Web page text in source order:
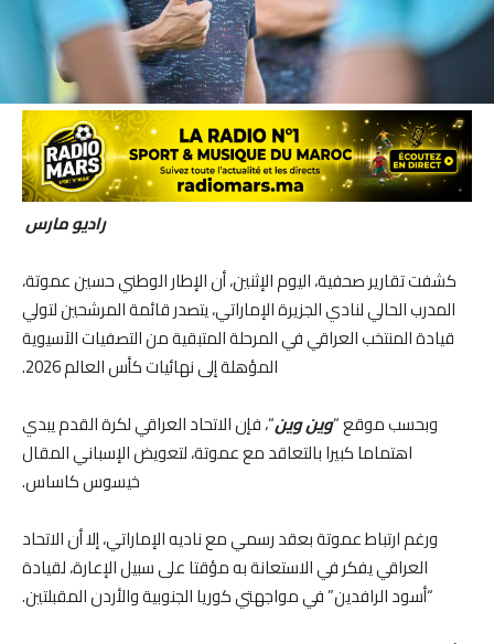
راديو مارس
كشفت تقارير صحفية، اليوم الإثنين، أن الإطار الوطني حسين عموتة،
المدرب الحالي لنادي الجزيرة الإماراتي، يتصدر قائمة المرشحين لتولي
قيادة المنتخب العراقي في المرحلة المتبقية من التصفيات الآسيوية
المؤهلة إلى نهائيات كأس العالم 2026.
وبحسب موقع “وين وين“، فإن الاتحاد العراقي لكرة القدم يبدي
اهتماما كبيرا بالتعاقد مع عموتة، لتعويض الإسباني المقال
خيسوس كاساس.
ورغم ارتباط عموتة بعقد رسمي مع ناديه الإماراتي، إلا أن الاتحاد
العراقي يفكر في الاستعانة به مؤقتا على سبيل الإعارة، لقيادة
“أسود الرافدين” في مواجهتي كوريا الجنوبية والأردن المقبلتين.